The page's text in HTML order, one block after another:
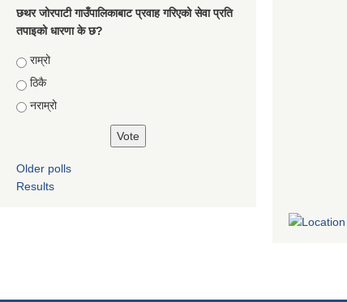
छथर जोरपाटी गाउँपालिकाबाट प्रवाह गरिएको सेवा प्रति
तपाइको धारणा के छ?
Choices
राम्रो
ठिकै
नराम्रो
Older polls
Results